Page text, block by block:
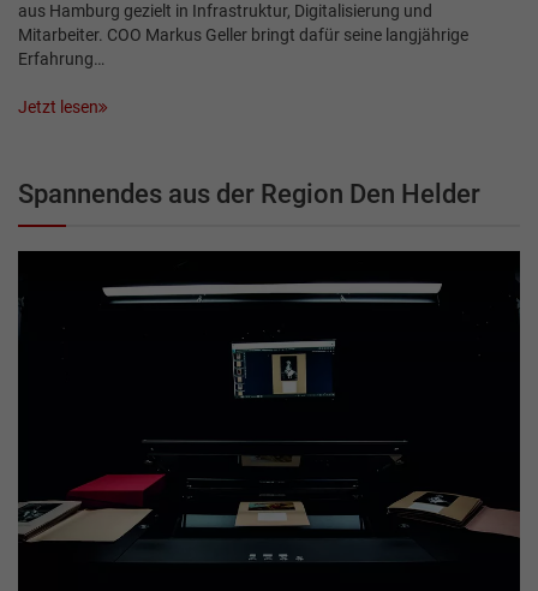
aus Hamburg gezielt in Infrastruktur, Digitalisierung und
Mitarbeiter. COO Markus Geller bringt dafür seine langjährige
Erfahrung…
Jetzt lesen
Spannendes aus der Region Den Helder